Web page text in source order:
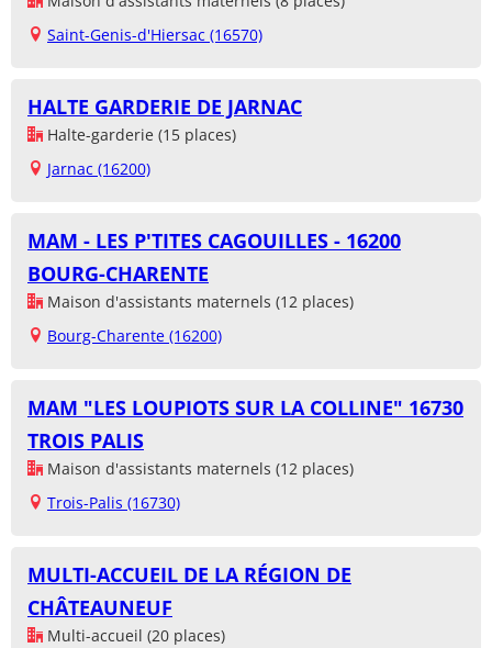
Saint-Genis-d'Hiersac (16570)
HALTE GARDERIE DE JARNAC
Halte-garderie (15 places)
Jarnac (16200)
MAM - LES P'TITES CAGOUILLES - 16200
BOURG-CHARENTE
Maison d'assistants maternels (12 places)
Bourg-Charente (16200)
MAM "LES LOUPIOTS SUR LA COLLINE" 16730
TROIS PALIS
Maison d'assistants maternels (12 places)
Trois-Palis (16730)
MULTI-ACCUEIL DE LA RÉGION DE
CHÂTEAUNEUF
Multi-accueil (20 places)